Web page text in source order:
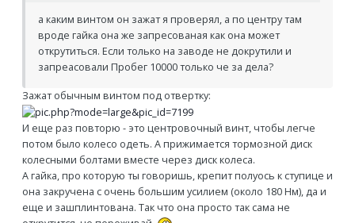
а каким винтом он зажат я проверял, а по центру там
вроде гайка она же запресованая как она может
открутиться. Если только на заводе не докрутили и
запреасовали Пробег 10000 только че за дела?
Зажат обычным винтом под отвертку:
И еще раз повторю - это центровочный винт, чтобы легче
потом было колесо одеть. А прижимается тормозной диск
колесными болтами вместе через диск колеса.
А гайка, про которую ты говоришь, крепит полуось к ступице и
она закручена с очень большим усилием (около 180 Нм), да и
еще и зашплинтована. Так что она просто так сама не